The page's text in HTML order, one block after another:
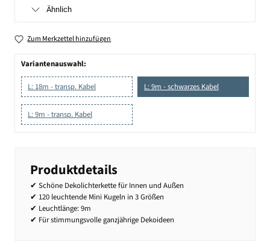
Ähnlich
Zum Merkzettel hinzufügen
Variantenauswahl:
L: 18m - transp. Kabel L: 9m - schwarzes Kabel
L: 9m - transp. Kabel
Produktdetails
✔ Schöne Dekolichterkette für Innen und Außen
✔ 120 leuchtende Mini Kugeln in 3 Größen
✔ Leuchtlänge: 9m
✔ Für stimmungsvolle ganzjährige Dekoideen